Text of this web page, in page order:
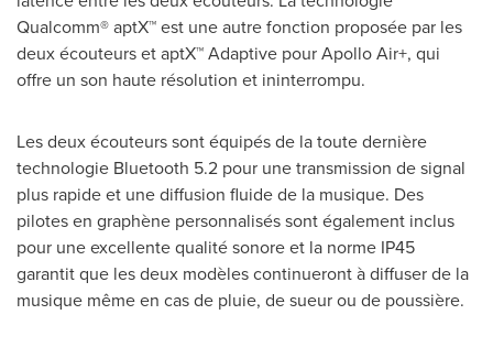
Qualcomm® aptX™ est une autre fonction proposée par les
deux écouteurs et aptX™ Adaptive pour Apollo Air+, qui
offre un son haute résolution et ininterrompu.
Les deux écouteurs sont équipés de la toute dernière
technologie Bluetooth 5.2 pour une transmission de signal
plus rapide et une diffusion fluide de la musique. Des
pilotes en graphène personnalisés sont également inclus
pour une excellente qualité sonore et la norme IP45
garantit que les deux modèles continueront à diffuser de la
musique même en cas de pluie, de sueur ou de poussière.